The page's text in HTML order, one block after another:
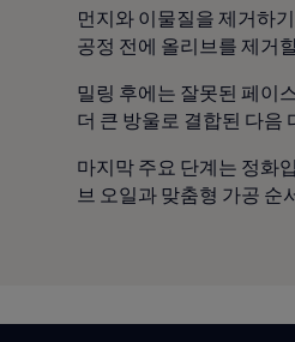
먼지와 이물질을 제거하
공정 전에 올리브를 제거
밀링 후에는 잘못된 페이
더 큰 방울로 결합된 다음
마지막 주요 단계는 정화
브 오일과 맞춤형 가공 순